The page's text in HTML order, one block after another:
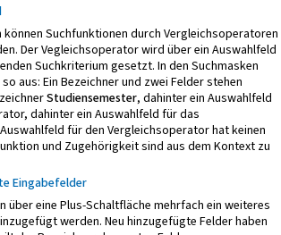
können Suchfunktionen durch Vergleichsoperatoren
Der Vegleichsoperator wird über ein Auswahlfeld
Suchkriterium gesetzt. In den Suchmasken
aus: Ein Bezeichner und zwei Felder stehen
Studiensemester, dahinter ein Auswahlfeld
dahinter ein Auswahlfeld für das
für den Vergleichsoperator hat keinen
und Zugehörigkeit sind aus dem Kontext zu
Eingabefelder
über eine Plus-Schaltfläche mehrfach ein weiteres
werden. Neu hinzugefügte Felder haben